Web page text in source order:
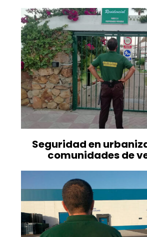
Seguridad en
comunidades de